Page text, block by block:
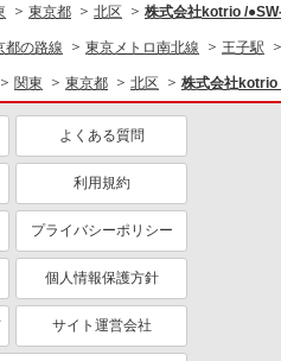
護・福祉
師
ミドル（40代～）活躍中
車通勤OK
社会保険あり
東京都 北区 株式会社kotrio /
都の路線 東京メトロ南北線 王子駅
関東 東京都 北区 株式会社kotrio
よくある質問
利用規約
プライバシーポリシー
個人情報保護方針
サイト運営会社